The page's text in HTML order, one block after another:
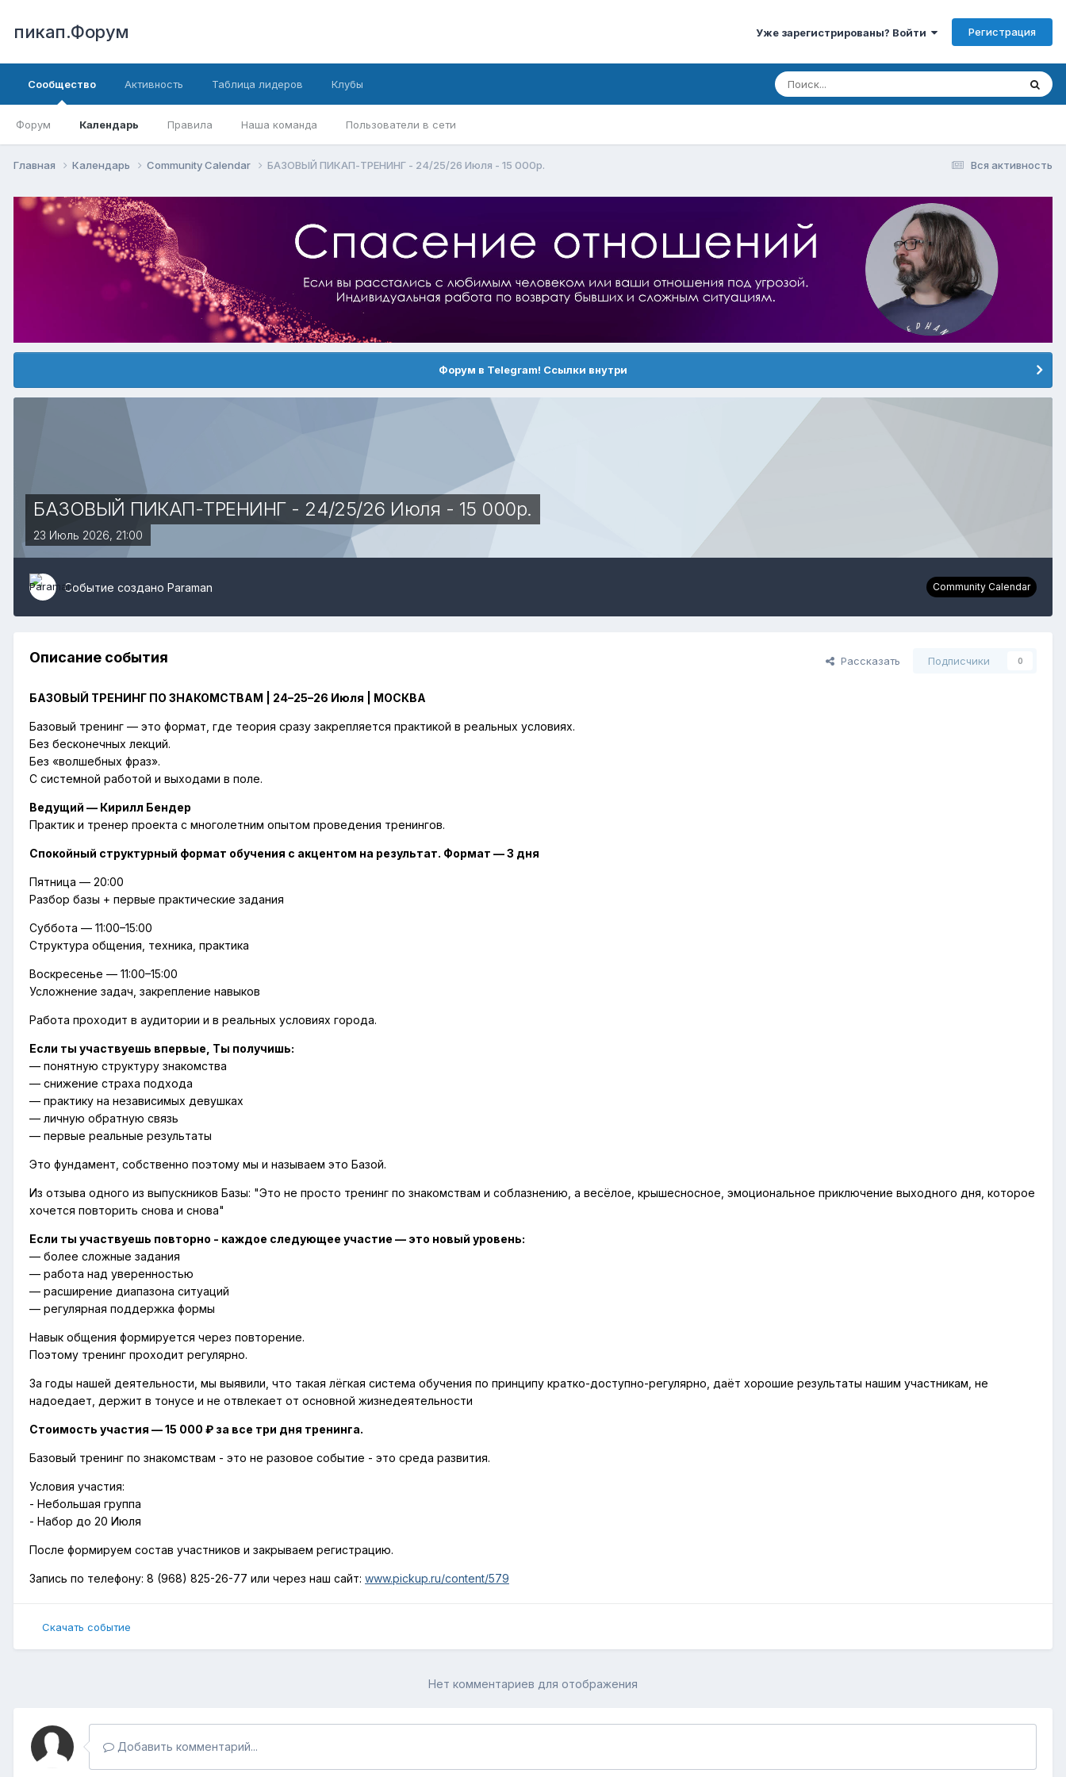
пикап.Форум Уже зарегистрированы? Войти Регистрация
Сообщество
Форум Календарь Правила Наша команда Пользователи в сети
Активность Таблица лидеров Клубы
Вся активность
Главная Календарь Community Calendar БАЗОВЫЙ ПИКАП-ТРЕНИНГ - 24/25/26 Июля - 15 000р.
Форум в Telegram! Ссылки внутри
БАЗОВЫЙ ПИКАП-ТРЕНИНГ - 24/25/26 Июля - 15 000р.
23 Июль 2026, 21:00
Событие создано Paraman Community Calendar
Описание события Рассказать Подписчики 0
БАЗОВЫЙ ТРЕНИНГ ПО ЗНАКОМСТВАМ | 24–25–26 Июля | МОСКВА
Базовый тренинг — это формат, где теория сразу закрепляется практикой в реальных условиях.
Без бесконечных лекций.
Без «волшебных фраз».
С системной работой и выходами в поле.
Ведущий — Кирилл Бендер
Практик и тренер проекта с многолетним опытом проведения тренингов.
Спокойный структурный формат обучения с акцентом на результат. Формат — 3 дня
Пятница — 20:00
Разбор базы + первые практические задания
Суббота — 11:00–15:00
Структура общения, техника, практика
Воскресенье — 11:00–15:00
Усложнение задач, закрепление навыков
Работа проходит в аудитории и в реальных условиях города.
Если ты участвуешь впервые, Ты получишь:
— понятную структуру знакомства
— снижение страха подхода
— практику на независимых девушках
— личную обратную связь
— первые реальные результаты
Это фундамент, собственно поэтому мы и называем это Базой.
Из отзыва одного из выпускников Базы: "Это не просто тренинг по знакомствам и соблазнению, а весёлое, крышесносное, эмоциональное приключение выходного дня, которое
хочется повторить снова и снова"
Если ты участвуешь повторно - каждое следующее участие — это новый уровень:
— более сложные задания
— работа над уверенностью
— расширение диапазона ситуаций
— регулярная поддержка формы
Навык общения формируется через повторение.
Поэтому тренинг проходит регулярно.
За годы нашей деятельности, мы выявили, что такая лёгкая система обучения по принципу кратко-доступно-регулярно, даёт хорошие результаты нашим участникам, не
надоедает, держит в тонусе и не отвлекает от основной жизнедеятельности
Стоимость участия — 15 000 ₽ за все три дня тренинга.
Базовый тренинг по знакомствам - это не разовое событие - это среда развития.
Условия участия:
- Небольшая группа
- Набор до 20 Июля
После формируем состав участников и закрываем регистрацию.
Запись по телефону: 8 (968) 825-26-77 или через наш сайт: www.pickup.ru/content/579
Скачать событие
Нет комментариев для отображения
Добавить комментарий...